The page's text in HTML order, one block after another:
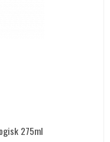
275ml